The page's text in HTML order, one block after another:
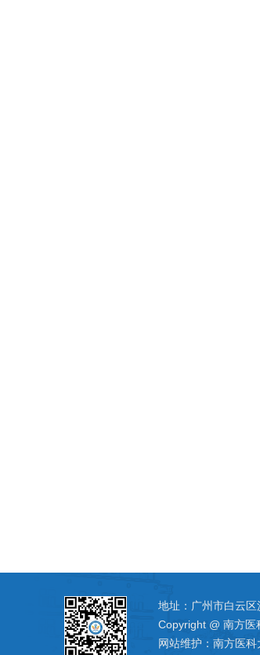
地址：广州市白云
Copyright @ 南方医
网站维护：南方医